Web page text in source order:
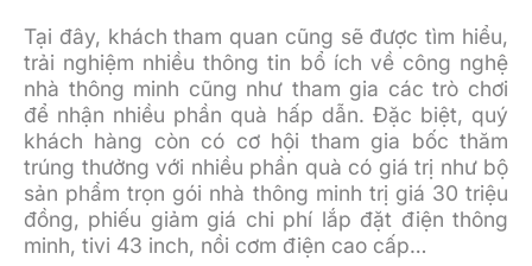
Tại đây, khách tham quan cũng sẽ được tìm hiểu,
trải nghiệm nhiều thông tin bổ ích về công nghệ
nhà thông minh cũng như tham gia các trò chơi
để nhận nhiều phần quà hấp dẫn. Đặc biệt, quý
khách hàng còn có cơ hội tham gia bốc thăm
trúng thưởng với nhiều phần quà có giá trị như bộ
sản phẩm trọn gói nhà thông minh trị giá 30 triệu
đồng, phiếu giảm giá chi phí lắp đặt điện thông
minh, tivi 43 inch, nồi cơm điện cao cấp…